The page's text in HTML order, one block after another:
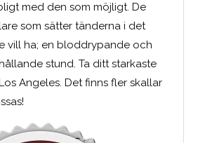
med den som möjligt. De
som sätter tänderna i det
vill ha; en bloddrypande och
stund. Ta ditt starkaste
Angeles. Det finns fler skallar